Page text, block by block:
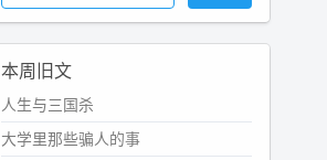
本周旧文
人生与三国杀
大学里那些骗人的事